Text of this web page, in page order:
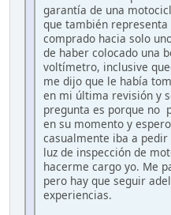
garantía de una
que también
comprado hacia solo
de haber colocado una
voltímetro, inclusive
me dijo que le había
en mi última revisión y
pregunta es porque no
en su momento y
casualmente iba a
luz de inspección de
hacerme cargo yo. Me
pero hay que seguir
experiencias.